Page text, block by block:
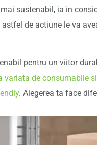
sustenabil, ia in
de actiune le va
pentru un viitor
variata de consumabile si
. Alegerea ta face